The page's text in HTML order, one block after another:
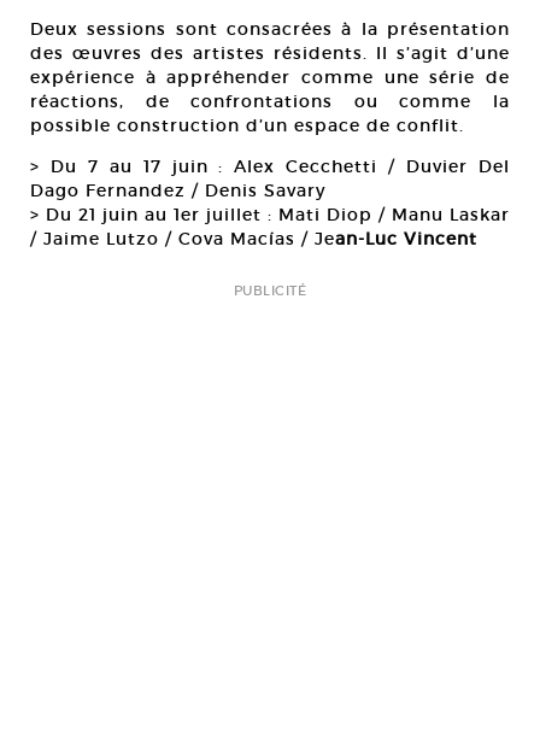
Deux sessions sont consacrées à la présentation
des œuvres des artistes résidents. Il s’agit d’une
expérience à appréhender comme une série de
réactions, de confrontations ou comme la
possible construction d’un espace de conflit.
> Du 7 au 17 juin : Alex Cecchetti / Duvier Del
Dago Fernandez / Denis Savary
> Du 21 juin au 1er juillet : Mati Diop / Manu Laskar
/ Jaime Lutzo / Cova Macías / Jean-Luc Vincent
PUBLICITÉ